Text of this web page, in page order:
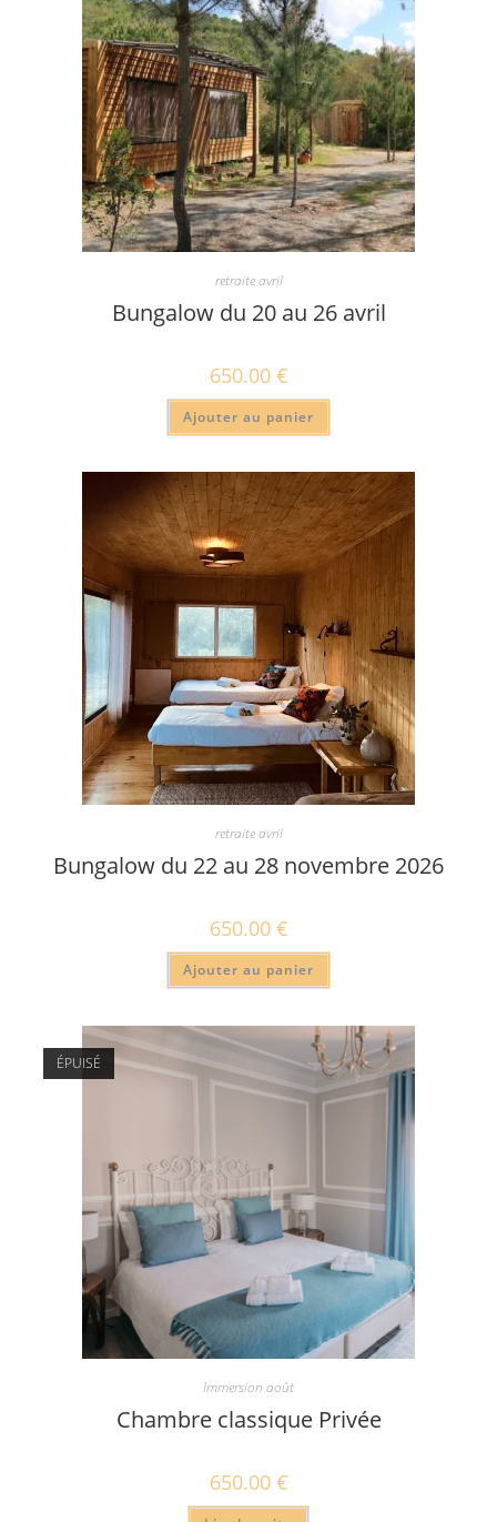
retraite avril
Bungalow du 20 au 26 avril
650.00 €
Ajouter au panier
retraite avril
Bungalow du 22 au 28 novembre 2026
650.00 €
Ajouter au panier
ÉPUISÉ
Immersion août
Chambre classique Privée
650.00 €